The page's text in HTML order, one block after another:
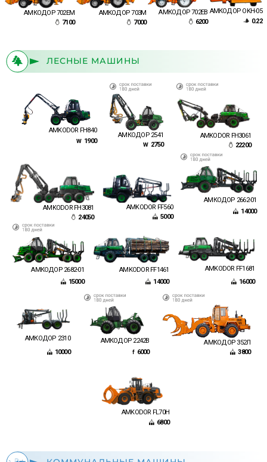
АМКОДОР 702ЕМ
7100
АМКОДОР 703M
7000
АМКОДОР 702ЕВ
6200
АМКОДОР OKH-05
0.22
ЛЕСНЫЕ МАШИНЫ
AMKODOR FН840
1900
АМКОДОР 2541
2750
AMKODOR FН3061
22200
AMKODOR FH3081
24050
AMKODOR FF560
5000
АМКОДОР 2662-01
14000
АМКОДОР 2682-01
15000
AMKODOR FF1461
14000
AMKODOR FF1681
16000
АМКОДОР 2310
10000
АМКОДОР 2242В
6000
АМКОДОР 352Л
3800
AMKODOR FL70H
6800